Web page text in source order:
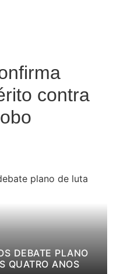
contra
DEBATE PLANO
QUATRO ANOS